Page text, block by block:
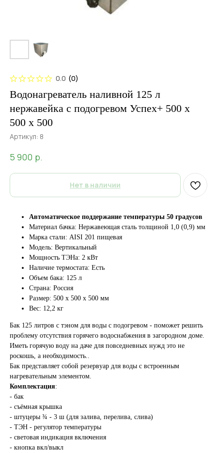
0.0 (0)
Водонагреватель наливной 125 л
нержавейка с подогревом Успех+ 500 x
500 x 500
Артикул: 8
5 900 р.
Нет в наличии
Автоматическое поддержание температуры 50 градусов
Материал бачка: Нержавеющая сталь толщиной 1,0 (0,9) мм
Марка стали: AISI 201 пищевая
Модель: Вертикальный
Мощность ТЭНа: 2 кВт
Наличие термостата: Есть
Объем бака: 125 л
Страна: Россия
Размер: 500 x 500 x 500 мм
Вес: 12,2 кг
Бак 125 литров с тэном для воды с подогревом - поможет решить
проблему отсутствия горячего водоснабжения в загородном доме.
Иметь горячую воду на даче для повседневных нужд это не
роскошь, а необходимость..
Бак представляет собой резервуар для воды с встроенным
нагревательным элементом.
Комплектация:
- бак
- съёмная крышка
- штуцеры ¾ - 3 ш (для залива, перелива, слива)
- ТЭН - регулятор температуры
- световая индикация включения
- кнопка вкл/выкл